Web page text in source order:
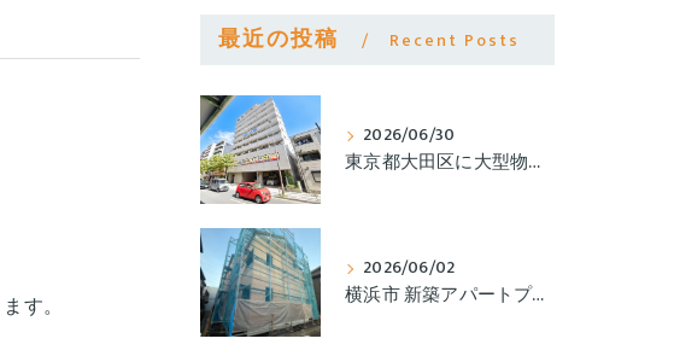
す。
最近の投稿 Recent Posts
2026/06/30
東京都大田区に大型物件を取得いたしました。
2026/06/02
横浜市 新築アパートプロジェクト ～無事上棟いたしました～